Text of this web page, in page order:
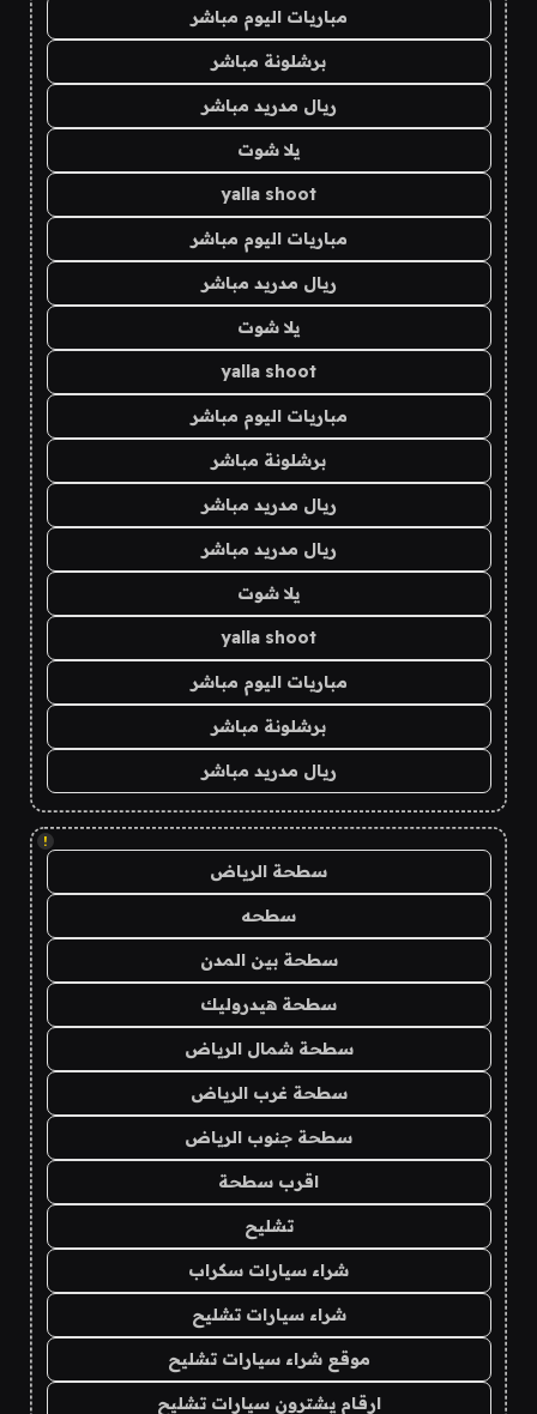
مباريات اليوم مباشر
برشلونة مباشر
ريال مدريد مباشر
يلا شوت
yalla shoot
مباريات اليوم مباشر
ريال مدريد مباشر
يلا شوت
yalla shoot
مباريات اليوم مباشر
برشلونة مباشر
ريال مدريد مباشر
ريال مدريد مباشر
يلا شوت
yalla shoot
مباريات اليوم مباشر
برشلونة مباشر
ريال مدريد مباشر
!
سطحة الرياض
سطحه
سطحة بين المدن
سطحة هيدروليك
سطحة شمال الرياض
سطحة غرب الرياض
سطحة جنوب الرياض
اقرب سطحة
تشليح
شراء سيارات سكراب
شراء سيارات تشليح
موقع شراء سيارات تشليح
ارقام يشترون سيارات تشليح